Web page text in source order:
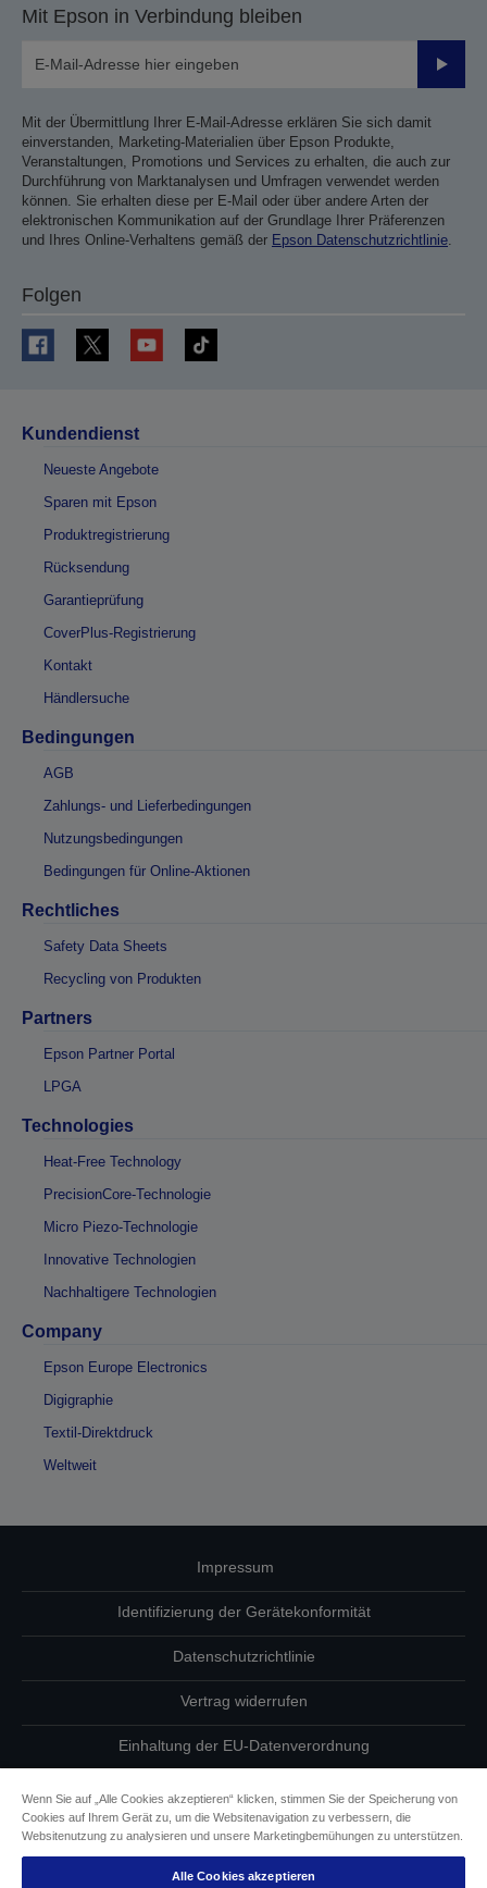
Mit Epson in Verbindung bleiben
Mit der Übermittlung Ihrer E-Mail-Adresse erklären Sie sich damit
einverstanden, Marketing-Materialien über Epson Produkte,
Veranstaltungen, Promotions und Services zu erhalten, die auch zur
Durchführung von Marktanalysen und Umfragen verwendet werden
können. Sie erhalten diese per E-Mail oder über andere Arten der
elektronischen Kommunikation auf der Grundlage Ihrer Präferenzen
und Ihres Online-Verhaltens gemäß der Epson Datenschutzrichtlinie
Folgen
Kundendienst
Neueste Angebote
Sparen mit Epson
Produktregistrierung
Rücksendung
Garantieprüfung
CoverPlus-Registrierung
Kontakt
Händlersuche
Bedingungen
AGB
Zahlungs- und Lieferbedingungen
Nutzungsbedingungen
Bedingungen für Online-Aktionen
Rechtliches
Safety Data Sheets
Recycling von Produkten
Partners
Epson Partner Portal
LPGA
Technologies
Heat-Free Technology
PrecisionCore-Technologie
Micro Piezo-Technologie
Innovative Technologien
Nachhaltigere Technologien
Company
Epson Europe Electronics
Digigraphie
Textil-Direktdruck
Weltweit
Impressum
Identifizierung der Gerätekonformität
Datenschutzrichtlinie
Vertrag widerrufen
Einhaltung der EU-Datenverordnung
Informationen zu Cookies
Epson Engagement für Barrierefreiheit
Wenn Sie auf „Alle Cookies akzeptieren“ klicken, stimmen Sie der Speicherung von
Cookies auf Ihrem Gerät zu, um die Websitenavigation zu verbessern, die
Websitenutzung zu analysieren und unsere Marketingbemühungen zu unterstützen.
Alle Cookies akzeptieren